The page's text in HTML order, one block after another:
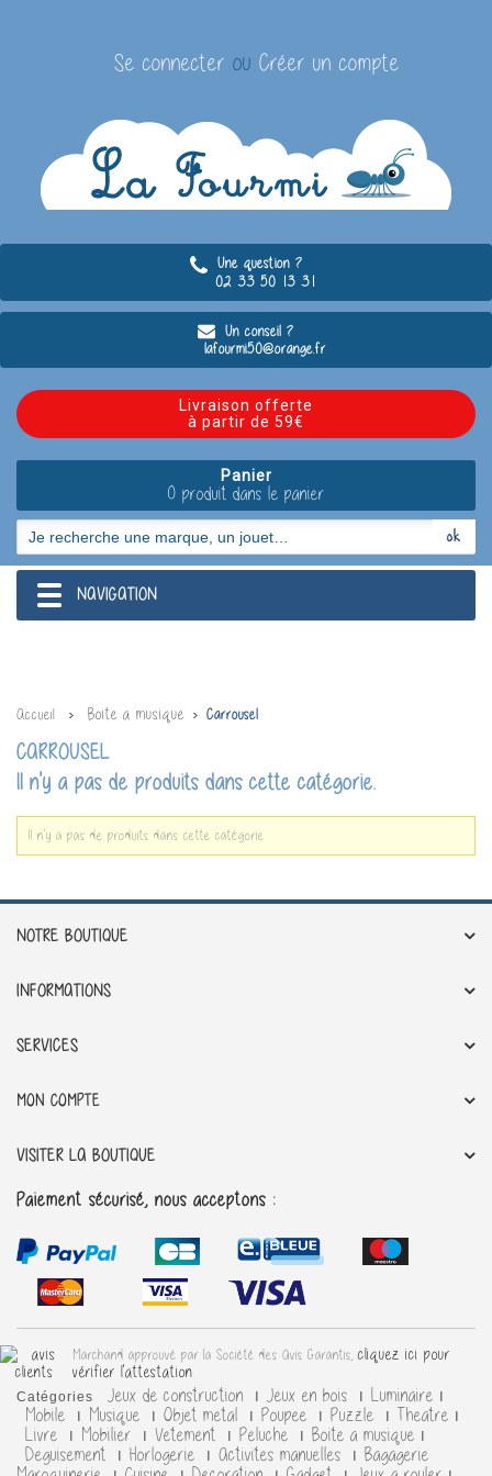
Se connecter ou Créer un compte
Une question ?
02 33 50 13 31
Un conseil ?
lafourmi50@orange.fr
Livraison offerte
à partir de 59€
Panier
0 produit dans le panier
navigation
NAVIGATION
Accueil Boite a musique Carrousel
CARROUSEL
Il n'y a pas de produits dans cette catégorie.
Il n'y a pas de produits dans cette catégorie.
NOTRE BOUTIQUE
INFORMATIONS
SERVICES
MON COMPTE
VISITER LA BOUTIQUE
Paiement sécurisé, nous acceptons :
Marchand approuvé par la Société des Avis Garantis, cliquez ici pour
vérifier l'attestation
Catégories
Jeux de construction Jeux en bois
Luminaire
Mobile
Musique Objet metal Poupee Puzzle
Theatre
Livre
Mobilier Vetement Peluche
Boite a musique
Deguisement
Horlogerie Activites manuelles
Bagagerie